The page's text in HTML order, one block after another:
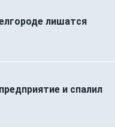
лишатся
и спалил